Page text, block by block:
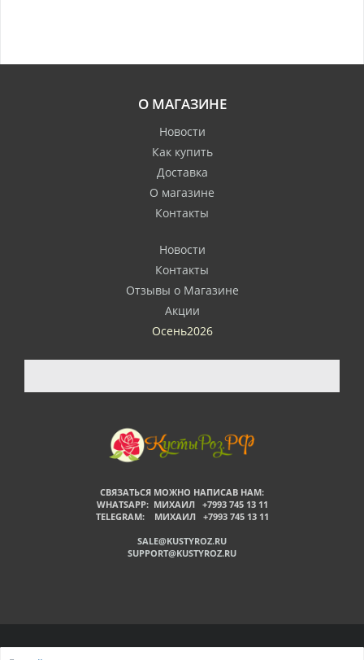
О МАГАЗИНЕ
Новости
Как купить
Доставка
О магазине
Контакты
Новости
Контакты
Отзывы о Магазине
Акции
Осень2026
СВЯЗАТЬСЯ МОЖНО НАПИСАВ НАМ:
WHATSAPP: МИХАИЛ +7993 745 13 11
TELEGRAM: МИХАИЛ +7993 745 13 11
SALE@KUSTYROZ.RU
SUPPORT@KUSTYROZ.RU
©